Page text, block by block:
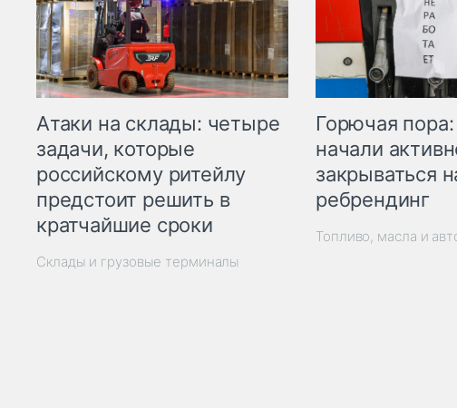
Атаки на склады: четыре
задачи, которые
российскому ритейлу
предстоит решить в
кратчайшие сроки
Склады и грузовые терминалы
Горючая
начали
закрываться
ребрендинг
Топливо, масла и